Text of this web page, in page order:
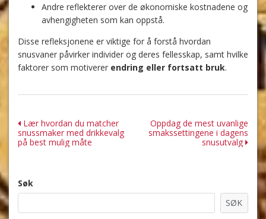
Andre reflekterer over de økonomiske kostnadene og
avhengigheten som kan oppstå.
Disse refleksjonene er viktige for å forstå hvordan
snusvaner påvirker individer og deres fellesskap, samt hvilke
faktorer som motiverer endring eller fortsatt bruk.
Innleggsnavigasjon
Lær hvordan du matcher
snussmaker med drikkevalg
på best mulig måte
Oppdag de mest uvanlige
smakssettingene i dagens
snusutvalg
Søk
SØK